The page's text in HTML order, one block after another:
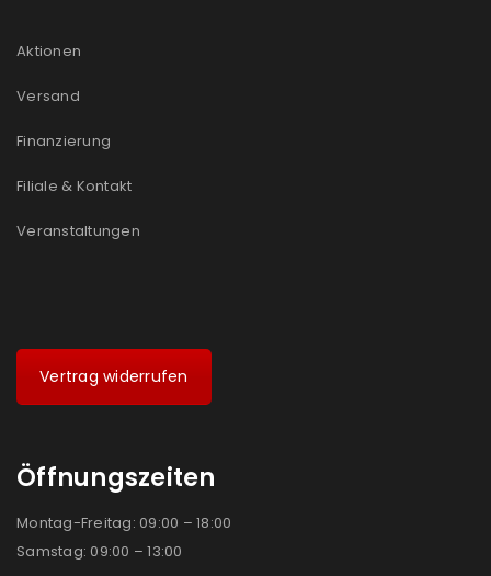
Aktionen
Versand
Finanzierung
Filiale & Kontakt
Veranstaltungen
Vertrag widerrufen
Öffnungszeiten
Montag-Freitag: 09:00 – 18:00
Samstag: 09:00 – 13:00